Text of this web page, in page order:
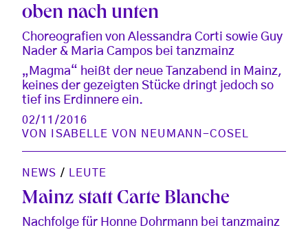
oben nach unten
Choreografien von Alessandra Corti sowie Guy
Nader & Maria Campos bei tanzmainz
„Magma“ heißt der neue Tanzabend in Mainz,
keines der gezeigten Stücke dringt jedoch so
tief ins Erdinnere ein.
02/11/2016
VON
ISABELLE VON NEUMANN-COSEL
NEWS / LEUTE
Mainz statt Carte Blanche
Nachfolge für Honne Dohrmann bei tanzmainz